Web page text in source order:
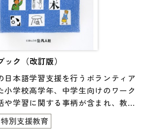
習・支援の場で、子どもたちが楽し
ように、
どの要素も取り入れられています。
育と特別支援教育の専門家による
ク（改訂版）
日本語学習支援を行うボランティア
小学校高学年、中学生向けのワーク
や学習に関する事柄が含まれ、教科
して最適。
特別支援教育